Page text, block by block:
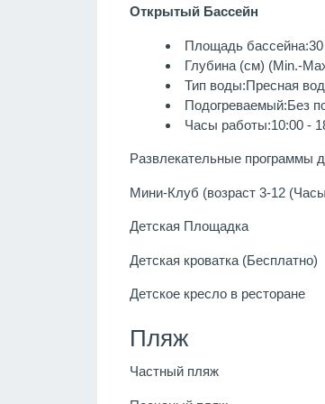
Открытый Бассейн
Площадь бассейна:30
Глубина (см) (Min.-
Тип воды:Пресная
Подогреваемый:Без
Часы работы:10:00 -
Развлекательные программы
Мини-Клуб (возраст 3-12
Детская Площадка
Детская кроватка (Бесплатно)
Детское кресло в ресторане
Пляж
Частный пляж